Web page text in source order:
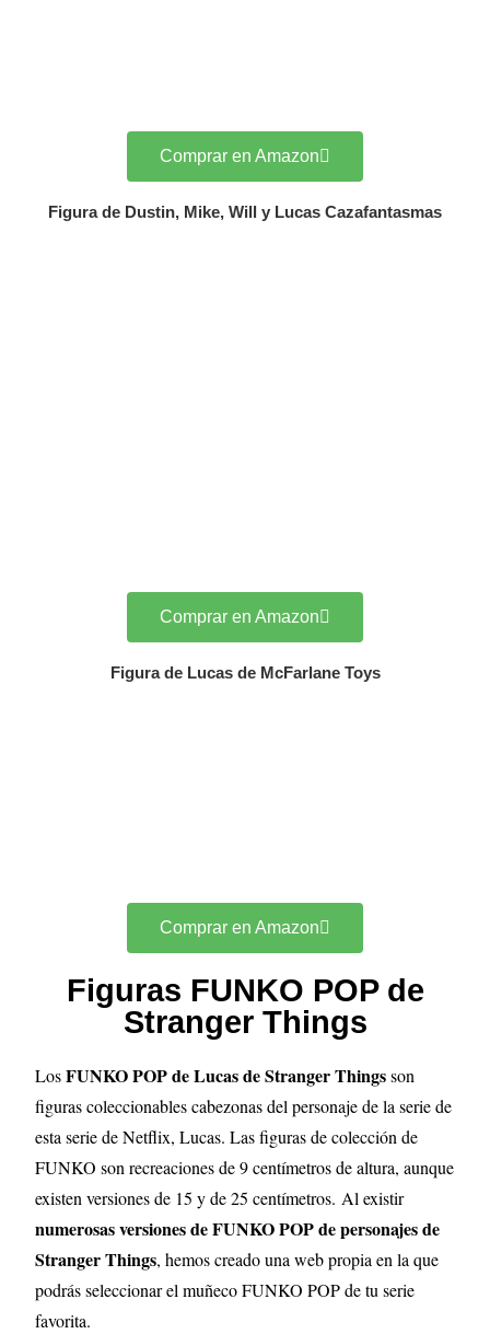
Comprar en Amazon
Figura de Dustin, Mike, Will y Lucas Cazafantasmas
Comprar en Amazon
Figura de Lucas de McFarlane Toys
Comprar en Amazon
Figuras FUNKO POP de
Stranger Things
LosFUNKO POP de Lucas de Stranger Thingsson
figuras coleccionables cabezonas del personaje de la serie de
esta serie de Netflix, Lucas. Las figuras de colección de
FUNKO son recreaciones de 9 centímetros de altura, aunque
existen versiones de 15 y de 25 centímetros. Al existir
numerosas versiones de FUNKO POP de personajes de
Stranger Things, hemos creado una web propia en la que
podrás seleccionar el muñeco FUNKO POP de tu serie
favorita.